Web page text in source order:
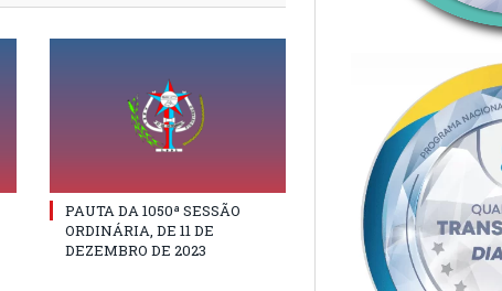
PAUTA DA 1050ª SESSÃO
ORDINÁRIA, DE 11 DE
DEZEMBRO DE 2023